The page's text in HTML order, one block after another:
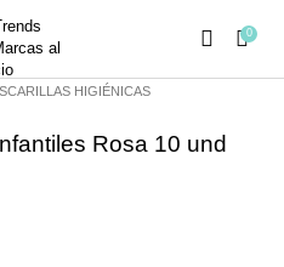
0
HIGIÉNICAS
Rosa 10 und